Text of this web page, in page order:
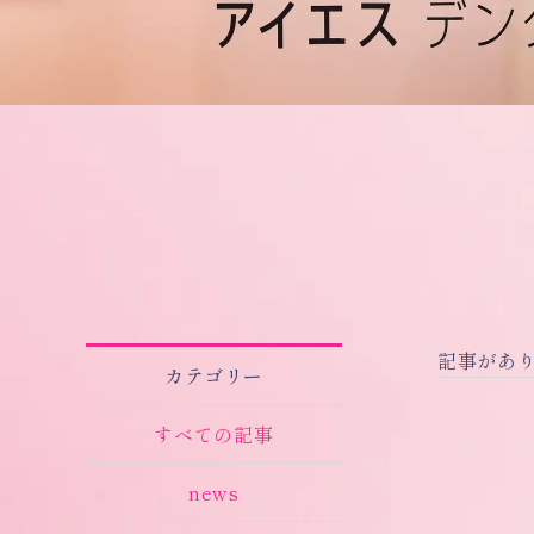
カテゴリー
すべての記事
news
記事があ